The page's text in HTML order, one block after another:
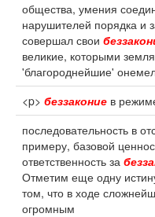
общества, умения
нарушителей порядка и
совершал свои
великие, которыми
'благороднейшие'
<p> беззаконие в
последовательность в
примеру, базовой
ответственность за
Отметим еще одну
том, что в ходе
огромным